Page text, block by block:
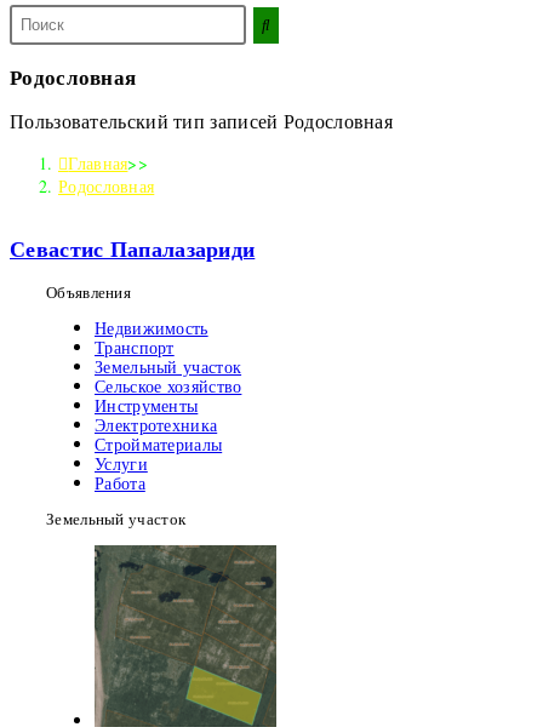
Поиск
на
Родословная
Пользовательский тип записей Родословная
Главная>>
Родословная
Севастис Папалазариди
Объявления
Недвижимость
Транспорт
Земельный участок
Сельское хозяйство
Инструменты
Электротехника
Стройматериалы
Услуги
Работа
Земельный участок